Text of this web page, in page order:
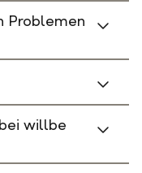
Problemen
willbe